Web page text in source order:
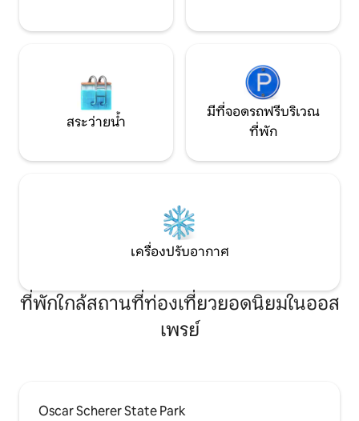
สระว่ายน้ำ
มีที่จอดรถฟรีบริเวณ
ที่พัก
เครื่องปรับอากาศ
ที่พักใกล้สถานที่ท่องเที่ยวยอดนิยมในออส
เพรย์
Oscar Scherer State Park